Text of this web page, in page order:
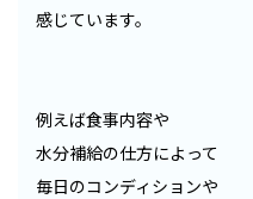
感じています。
例えば食事内容や
水分補給の仕方によって
毎日のコンディションや